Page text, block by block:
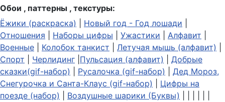
Обои , паттерны , текстуры:
Ёжики (раскраска)
Новый год - Год лошади
Отношения
Наборы цифры Ужастики Алфавит
Военные
Колобок танкист Летучая мышь (алфавит)
Спорт
Черлидинг Пульсация (алфавит)
Добрые
сказки(gif-набор)
Русалочка (gif-набор)
Дед Мороз,
Снегурочка и Санта-Клаус (gif-набор)
Цифры на
поезде (набор)
Воздушные шарики (Буквы)